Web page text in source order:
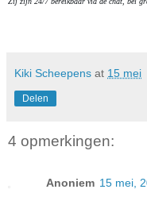
Kiki Scheepens at 15 mei
Delen
4 opmerkingen:
Anoniem 15 mei,